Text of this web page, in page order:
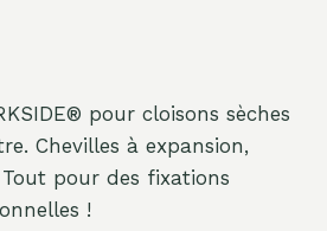
pour cloisons sèches
Chevilles à expansion,
pour des fixations
!